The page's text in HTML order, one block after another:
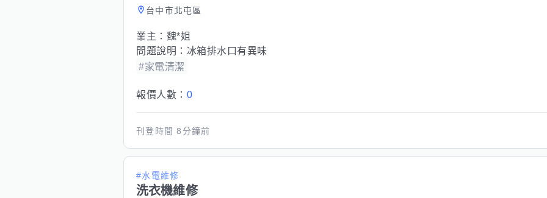
台中市北屯區
業主： 魏*姐
問題說明： 冰箱排水口有異味
#家電清潔
報價人數： 0
刊登時間8分鐘前
#水電維修
洗衣機維修